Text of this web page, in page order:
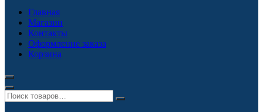
Главная
Магазин
Контакты
Оформление заказа
Корзина